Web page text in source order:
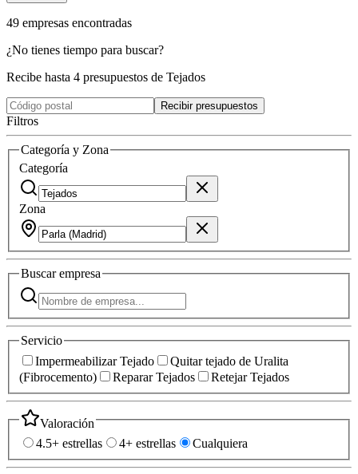
49 empresas encontradas
¿No tienes tiempo para buscar?
Recibe hasta 4 presupuestos de Tejados
Recibir presupuestos
Filtros
Categoría y Zona
Categoría
Zona
Buscarempresa
Servicio
Impermeabilizar Tejado
Quitar tejado de Uralita
(Fibrocemento)
Reparar Tejados Retejar Tejados
Valoración
4.5+ estrellas
4+ estrellas Cualquiera